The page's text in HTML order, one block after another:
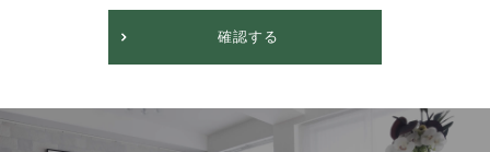
確認する